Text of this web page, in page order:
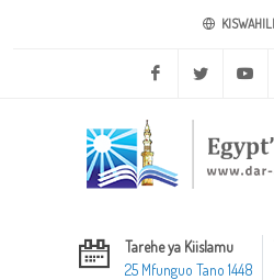
KISWAHILI
Facebook Twitter
Tarehe ya Kiislamu
25 Mfunguo Tano 1448